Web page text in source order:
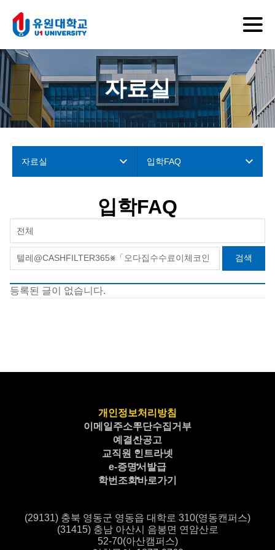
자료실
자료실 입학FAQ
입학FAQ
전체
검색
등록된 글이 없습니다.
개인정보처리방침
이메일주소무단수집거부
예결산공고
교직원 인트라넷
e-증명서발급
학번조회바로가기
(29131) 충북 영동군 영동읍 대학로 310(영동캔퍼스)
(31415) 충남 아산시 음봉면 연암산로
52-70(아산캠퍼스)